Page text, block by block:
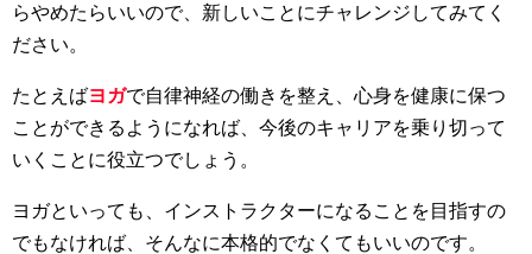
らやめたらいいので、新しいことにチャレンジしてみてく
ださい。
たとえばヨガで自律神経の働きを整え、心身を健康に保つ
ことができるようになれば、今後のキャリアを乗り切って
いくことに役立つでしょう。
ヨガといっても、インストラクターになることを目指すの
でもなければ、そんなに本格的でなくてもいいのです。